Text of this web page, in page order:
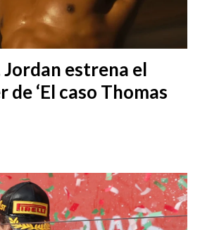
Jordan estrena el
‘El caso Thomas